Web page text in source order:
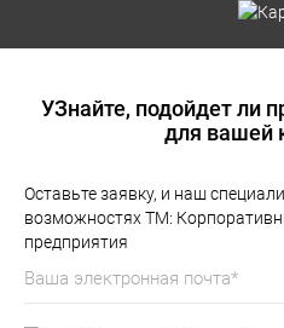
УЗнайте, подойдет ли
для вашей
Оставьте заявку, и наш
возможностях ТМ:
предприятия